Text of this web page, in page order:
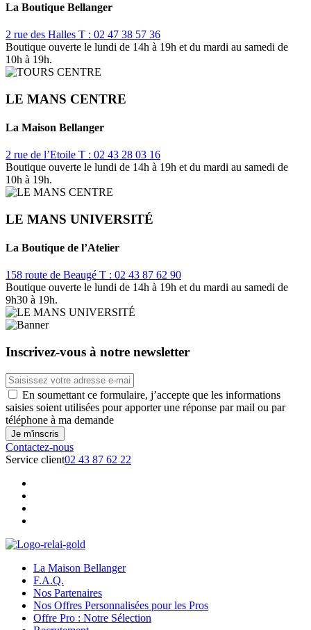
La Boutique Bellanger
2 rue des Halles T : 02 47 38 57 36
Boutique ouverte le lundi de 14h à 19h et du mardi au samedi de
10h à 19h.
LE MANS CENTRE
La Maison Bellanger
2 rue de l’Etoile T : 02 43 28 03 16
Boutique ouverte le lundi de 14h à 19h et du mardi au samedi de
10h à 19h.
LE MANS UNIVERSITÉ
La Boutique de l’Atelier
158 route de Beaugé T : 02 43 87 62 90
Boutique ouverte le lundi de 14h à 19h et du mardi au samedi de
9h30 à 19h.
Inscrivez-vous à notre newsletter
En soumettant ce formulaire, j’accepte que les informations
saisies soient utilisées pour apporter une réponse par mail ou par
téléphone à ma demande
Contactez-nous
Service client02 43 87 62 22
La Maison Bellanger
F.A.Q.
Nos Partenaires
Nos Offres Personnalisées pour les Pros
Offre Pro : Notre Sélection